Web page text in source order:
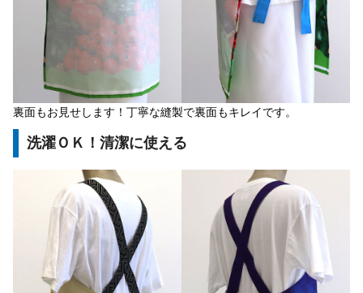
裏面もお見せします！丁寧な縫製で裏面もキレイです。
洗濯ＯＫ！清潔に使える